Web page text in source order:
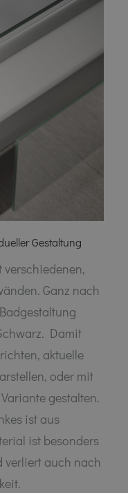
Gestaltung
verschiedenen,
Ganz nach
Damit
aktuelle
oder mit
gestalten.
ist aus
ist besonders
verliert auch nach